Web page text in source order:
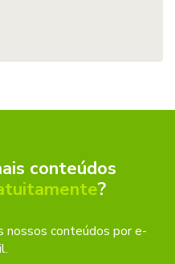
conteúdos
?
nossos conteúdos por e-